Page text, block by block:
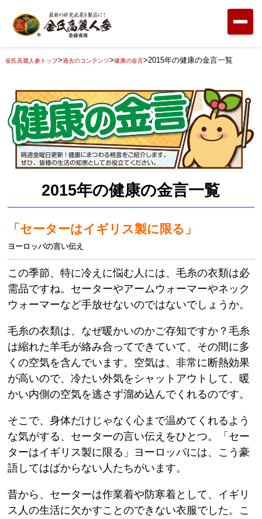
金氏高麗人参トップ>過去のコンテンツ>健康の金言>2015年の健康の金言一覧
2015年の健康の金言一覧
「セーターはイギリス製に限る」
ヨーロッパの言い伝え
この季節、特に冷えに悩む人には、毛糸の衣類は必
需品ですね。セーターやアームウォーマーやネック
ウォーマーなど手放せないのではないでしょうか。
毛糸の衣類は、なぜ暖かいのかご存知ですか？毛糸
は縮れた羊毛が絡み合ってできていて、その間に多
くの空気を含んでいます。空気は、非常に断熱効果
が高いので、冷たい外気をシャットアウトして、暖
かい内側の空気を逃さず溜め込んでくれるのです。
そこで、身体だけじゃなく心まで温めてくれるよう
な気がする、セーターの言い伝えをひとつ。「セー
ターはイギリス製に限る」ヨーロッパには、こう豪
語してはばからない人たちがいます。
昔から、セーターは作業着や防寒着として、イギリ
ス人の生活に欠かすことのできない衣服でした。こ